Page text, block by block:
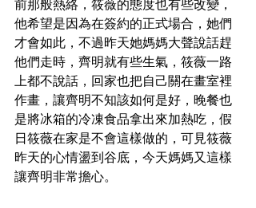
前那般熱絡，筱薇的態度也有些改變，
他希望是因為在簽約的正式場合，她們
才會如此，不過昨天她媽媽大聲說話趕
他們走時，齊明就有些生氣，筱薇一路
上都不說話，回家也把自己關在畫室裡
作畫，讓齊明不知該如何是好，晚餐也
是將冰箱的冷凍食品拿出來加熱吃，假
日筱薇在家是不會這樣做的，可見筱薇
昨天的心情盪到谷底，今天媽媽又這樣
讓齊明非常擔心。